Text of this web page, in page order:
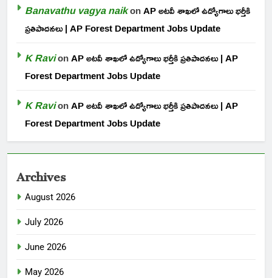
Banavathu vagya naikonAP అటవీ శాఖలో ఉద్యోగాలు భర్తీకి
ప్రతిపాదనలు | AP Forest Department Jobs Update
K RavionAP అటవీ శాఖలో ఉద్యోగాలు భర్తీకి ప్రతిపాదనలు | AP
Forest Department Jobs Update
K RavionAP అటవీ శాఖలో ఉద్యోగాలు భర్తీకి ప్రతిపాదనలు | AP
Forest Department Jobs Update
Archives
August 2026
July 2026
June 2026
May 2026